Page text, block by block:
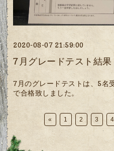
2020-08-07 21:59:00
7月グレードテスト結果
7月のグレードテストは、5名
で合格致しました。
« 1 2 3 4